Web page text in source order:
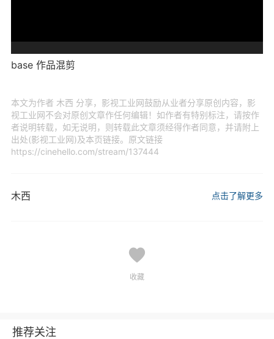
base 作品混剪
本文为作者 木西 分享，影视工业网鼓励从业者分享原创内容，影
视工业网不会对原创文章作任何编辑！如作者有特别标注，请按作
者说明转载，如无说明，则转载此文章须经得作者同意，并请附上
出处(影视工业网)及本页链接。原文链接
https://cinehello.com/stream/137444
木西 点击了解更多
收藏
推荐关注